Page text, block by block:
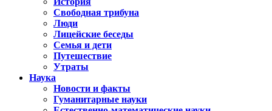
Свободная трибуна
Люди
Лицейские беседы
Семья и дети
Путешествие
Утраты
Наука
Новости и факты
Гуманитарные науки